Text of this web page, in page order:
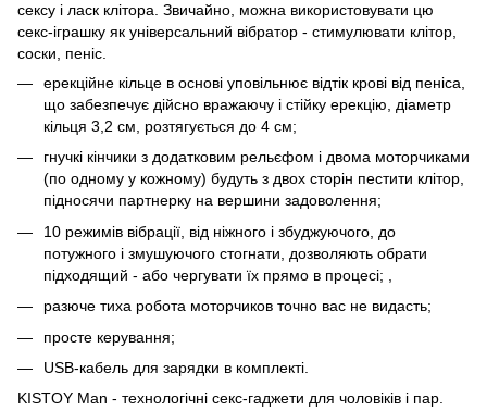
сексу і ласк клітора. Звичайно, можна використовувати цю
секс-іграшку як універсальний вібратор - стимулювати клітор,
соски, пеніс.
ерекційне кільце в основі уповільнює відтік крові від пеніса,
що забезпечує дійсно вражаючу і стійку ерекцію, діаметр
кільця 3,2 см, розтягується до 4 см;
гнучкі кінчики з додатковим рельєфом і двома моторчиками
(по одному у кожному) будуть з двох сторін пестити клітор,
підносячи партнерку на вершини задоволення;
10 режимів вібрації, від ніжного і збуджуючого, до
потужного і змушуючого стогнати, дозволяють обрати
підходящий - або чергувати їх прямо в процесі; ,
разюче тиха робота моторчиков точно вас не видасть;
просте керування;
USB-кабель для зарядки в комплекті.
KISTOY Man - технологічні секс-гаджети для чоловіків і пар.